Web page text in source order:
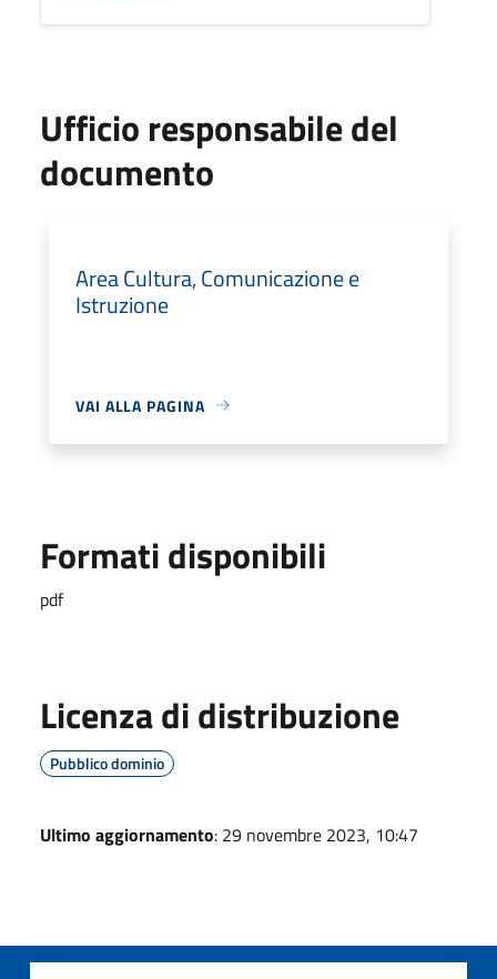
Ufficio responsabile del
documento
Area Cultura, Comunicazione e
Istruzione
VAI ALLA PAGINA
Formati disponibili
pdf
Licenza di distribuzione
Pubblico dominio
Ultimo aggiornamento: 29 novembre 2023, 10:47